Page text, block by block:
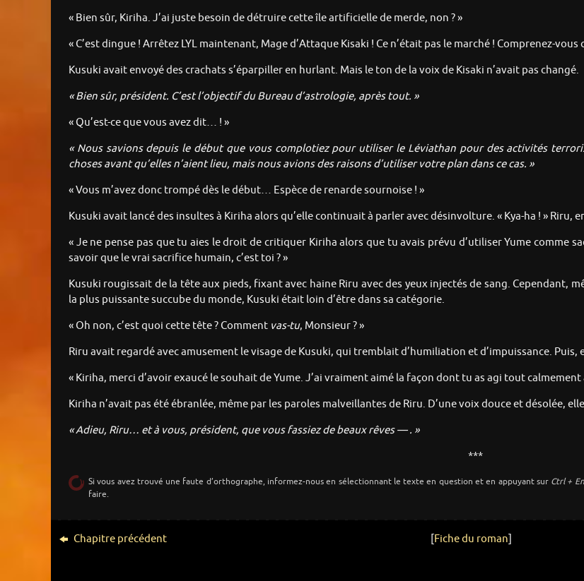
« Bien sûr, Kiriha. J’ai juste besoin de détruire cette île artificielle de merde, non ? »
« C’est dingue ! Arrêtez LYL maintenant, Mage d’Attaque Kisaki ! Ce n’était pas le marché ! Comprenez-
Kusuki avait envoyé des crachats s’éparpiller en hurlant. Mais le ton de la voix de Kisaki n’avait pas changé.
« Bien sûr, président. C’est l’objectif du Bureau d’astrologie, après tout. »
« Qu’est-ce que vous avez dit… ! »
« Nous savions depuis le début que vous complotiez pour utiliser le Léviathan pour des activités
choses avant qu’elles n’aient lieu, mais nous avions des raisons d’utiliser votre plan dans ce cas. »
« Vous m’avez donc trompé dès le début… Espèce de renarde sournoise ! »
Kusuki avait lancé des insultes à Kiriha alors qu’elle continuait à parler avec désinvolture. « Kya-ha ! » Riru,
« Je ne pense pas que tu aies le droit de critiquer Kiriha alors que tu avais prévu d’utiliser Yume comme
savoir que le vrai sacrifice humain, c’est toi ? »
Kusuki rougissait de la tête aux pieds, fixant avec haine Riru avec des yeux injectés de sang. Cependant,
la plus puissante succube du monde, Kusuki était loin d’être dans sa catégorie.
« Oh non, c’est quoi cette tête ? Comment vas-tu, Monsieur ? »
Riru avait regardé avec amusement le visage de Kusuki, qui tremblait d’humiliation et d’impuissance.
« Kiriha, merci d’avoir exaucé le souhait de Yume. J’ai vraiment aimé la façon dont tu as agi tout
Kiriha n’avait pas été ébranlée, même par les paroles malveillantes de Riru. D’une voix douce et désolée,
« Adieu, Riru… et à vous, président, que vous fassiez de beaux rêves — . »
***
Si vous avez trouvé une faute d’orthographe, informez-nous en sélectionnant le texte en question et en appuyant sur Ctrl +
faire.
Chapitre précédent [Fiche du roman]